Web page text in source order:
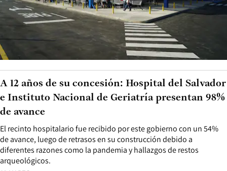
El recinto hospitalario fue recibido por este gobierno con un 54%
de avance, luego de retrasos en su construcción debido a
diferentes razones como la pandemia y hallazgos de restos
arqueológicos.
A 12 años de su concesión: Hospital del Salvador
e Instituto Nacional de Geriatría presentan 98%
de avance